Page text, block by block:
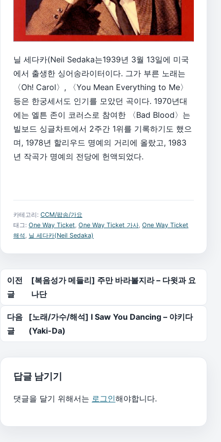
닐 세다카(Neil Sedaka는1939년 3월 13일에 미국
에서 출생한 싱어송라이터이다. 그가 부른 노래는
〈Oh! Carol〉, 〈You Mean Everything to Me〉
등은 한궁세서도 인기를 모았던 곡이다. 1970년대
에는 엘튼 존이 코러스로 참여한 〈Bad Blood〉는
빌보드 싱글차트에서 2주간 1위를 기록하기도 했으
며, 1978년 할리우드 명예의 거리에 올랐고, 1983
년 작곡가 명예의 전당에 헌액되었다.
카테고리: CCM/팝송/가요
태그: One Way Ticket One Way Ticket 가사 One Way Ticket
해석 닐 세다카(Neil Sedaka)
글 탐색
이전
글
[복음성가 메들리] 주만 바라볼지라 – 다윗과 요
나단
다음
글
[노래/가수/해석] I Saw You Dancing – 야키다
(Yaki-Da)
답글 남기기
댓글을 달기 위해서는 로그인해야합니다.